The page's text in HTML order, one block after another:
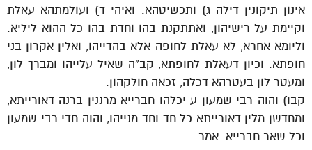
אינון תיקונין דילה ג) ותכשיטהא. ואיהי ד) ועולמתהא עאלת
וקיימת על רישיהון, ואתתקנת בהו וחדת בהו כל ההוא ליליא.
וליומא אחרא, לא עאלת לחופה אלא בהדייהו, ואלין אקרון בני
חופתא. וכיון דעאלת לחופתא, קב”ה שאיל עלייהו ומברך לון,
ומעטר לון בעטרהא דכלה, זכאה חולקהון.
קבו) והוה רבי שמעון ע יכלהו חברייא מרננין ברנה דאורייתא,
ומחדשן מלין דאורייתא כל חד וחד מנייהו, והוה חדי רבי שמעון
וכל שאר חברייא. אמר